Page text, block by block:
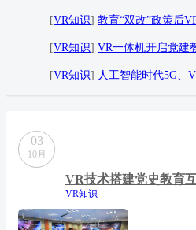
[VR知识] 教育“双改”政策后
[VR知识] VR一体机开启党建
[VR知识] 人工智能时代5G、
03
10月
VR技术搭建党史教育
VR知识